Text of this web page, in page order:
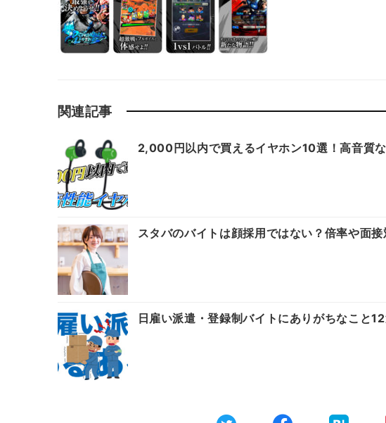
関連記事
2,000円以内で買えるイヤホン10選！高音質
スタバのバイトは顔採用ではない？倍率や面
日雇い派遣・登録制バイトにありがちなこと